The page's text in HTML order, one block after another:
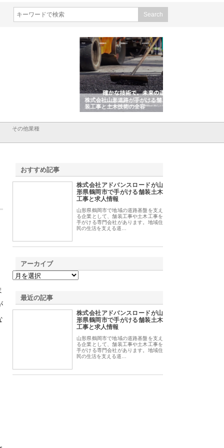
株式会社山形道路が手がける舗
装工事と土木技術の全容
その他業種
おすすめ記事
株式会社アドバンスロードが山
形県鶴岡市で手がける舗装土木
工事と求人情報
山形県鶴岡市で地域の道路基盤を支え
る企業として、舗装工事や土木工事を
手がける専門会社があります。地域住
民の生活を支える道…
アーカイブ
最近の記事
株式会社アドバンスロードが山
形県鶴岡市で手がける舗装土木
工事と求人情報
山形県鶴岡市で地域の道路基盤を支え
る企業として、舗装工事や土木工事を
手がける専門会社があります。地域住
民の生活を支える道…